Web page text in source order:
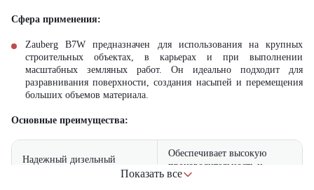
Сфера применения:
Zauberg B7W предназначен для использования на крупных
строительных объектах, в карьерах и при выполнении
масштабных земляных работ. Он идеально подходит для
разравнивания поверхности, создания насыпей и перемещения
больших объемов материала.
Основные преимущества:
Надежный дизельный
Обеспечивает высокую
производительность и
долговечность
Показать все